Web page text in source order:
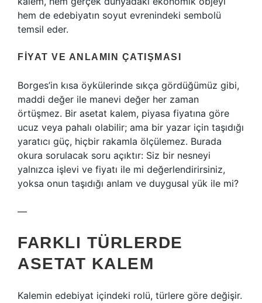
hem de edebiyatın soyut evrenindeki sembolü
temsil eder.
FIYAT VE ANLAMIN ÇATIŞMASI
Borges’in kısa öykülerinde sıkça gördüğümüz gibi,
maddi değer ile manevi değer her zaman
örtüşmez. Bir asetat kalem, piyasa fiyatına göre
ucuz veya pahalı olabilir; ama bir yazar için taşıdığı
yaratıcı güç, hiçbir rakamla ölçülemez. Burada
okura sorulacak soru açıktır: Siz bir nesneyi
yalnızca işlevi ve fiyatı ile mi değerlendirirsiniz,
yoksa onun taşıdığı anlam ve duygusal yük ile mi?
—
FARKLI TÜRLERDE
ASETAT KALEM
Kalemin edebiyat içindeki rolü, türlere göre değişir.